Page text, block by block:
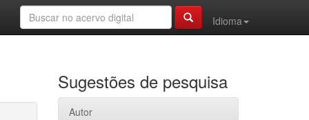
Idioma
Sugestões de pesquisa
Autor